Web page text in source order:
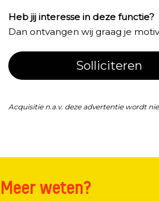
Heb jij interesse in deze functie?
Dan ontvangen wij graag je
Solliciteren
Acquisitie n.a.v. deze advertentie wordt
Meer weten?